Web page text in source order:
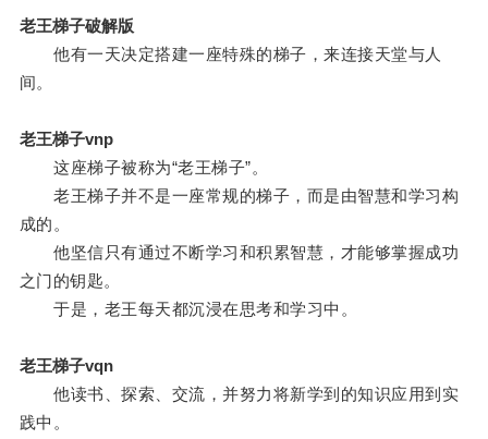
老王梯子破解版
他有一天决定搭建一座特殊的梯子，来连接天堂与人
间。
老王梯子vnp
这座梯子被称为“老王梯子”。
老王梯子并不是一座常规的梯子，而是由智慧和学习构
成的。
他坚信只有通过不断学习和积累智慧，才能够掌握成功
之门的钥匙。
于是，老王每天都沉浸在思考和学习中。
老王梯子vqn
他读书、探索、交流，并努力将新学到的知识应用到实
践中。